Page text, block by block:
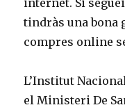
internet. Si
tindràs una bona
compres online
L’Institut
el Ministeri De